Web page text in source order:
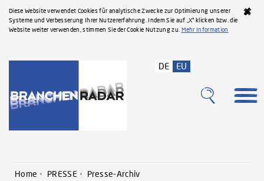
Diese Website verwendet Cookies für analytische Zwecke zur Optimierung unserer
Systeme und Verbesserung Ihrer Nutzererfahrung. Indem Sie auf „X“ klicken bzw. die
Website weiter verwenden, stimmen Sie der Cookie Nutzung zu. Mehr Information
DE EU
Home PRESSE Presse-Archiv